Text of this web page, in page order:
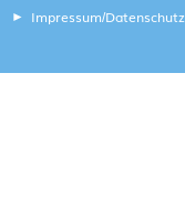
Impressum/Datenschutz